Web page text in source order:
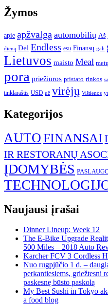
Žymos
apie apžvalga automobilių Aš
dieną Dėl Endless esu Finansų gali
Lietuvos maisto Meal metų
pora priežiūros pristato rinkos
tinklaraštis USD už virėjų Vištienos
Kategorijos
AUTOFINANSAI
IR RESTORANŲ
ĮDOMYBĖS
Naujausi įrašai
Dinner Lineup: Week 12
The E-Bike Upgrade
500 Miles – 2018 Auto
Karcher FCV 3 Cordless
Nuo rugpjūčio 1 d. –
perkantiesiems, griežtesni
paskesnę būsto paskolą
My Best Sushi in Tokyo
a food blog